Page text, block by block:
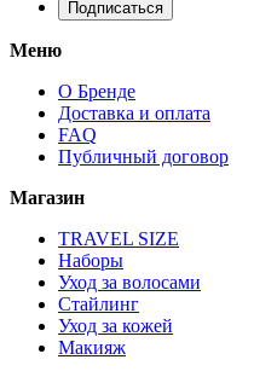
Подписаться
Меню
О Бренде
Доставка и оплата
FAQ
Публичный договор
Магазин
TRAVEL SIZE
Наборы
Уход за волосами
Стайлинг
Уход за кожей
Макияж